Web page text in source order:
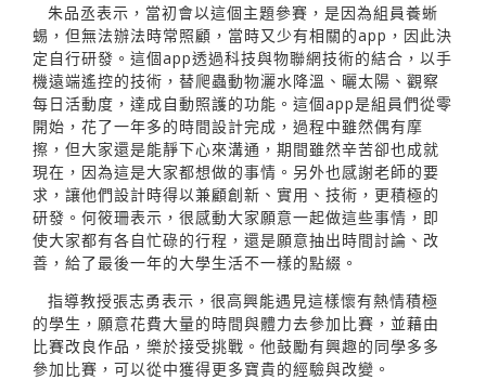
朱品丞表示，當初會以這個主題參賽，是因為組員養蜥
蜴，但無法辦法時常照顧，當時又少有相關的app，因此決
定自行研發。這個app透過科技與物聯網技術的結合，以手
機遠端遙控的技術，替爬蟲動物灑水降溫、曬太陽、觀察
每日活動度，達成自動照護的功能。這個app是組員們從零
開始，花了一年多的時間設計完成，過程中雖然偶有摩
擦，但大家還是能靜下心來溝通，期間雖然辛苦卻也成就
現在，因為這是大家都想做的事情。另外也感謝老師的要
求，讓他們設計時得以兼顧創新、實用、技術，更積極的
研發。何筱珊表示，很感動大家願意一起做這些事情，即
使大家都有各自忙碌的行程，還是願意抽出時間討論、改
善，給了最後一年的大學生活不一樣的點綴。
指導教授張志勇表示，很高興能遇見這樣懷有熱情積極
的學生，願意花費大量的時間與體力去參加比賽，並藉由
比賽改良作品，樂於接受挑戰。他鼓勵有興趣的同學多多
參加比賽，可以從中獲得更多寶貴的經驗與改變。